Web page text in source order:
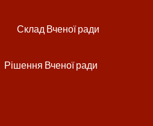
Склад Вченої ради
Рішення Вченої ради